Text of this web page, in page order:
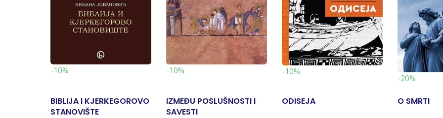
-10%
BIBLIJA I KJERKEGOROVO
STANOVIŠTE
-10%
IZMEĐU POSLUŠNOSTI I
SAVESTI
-10%
ODISEJA
-20%
O SMRTI